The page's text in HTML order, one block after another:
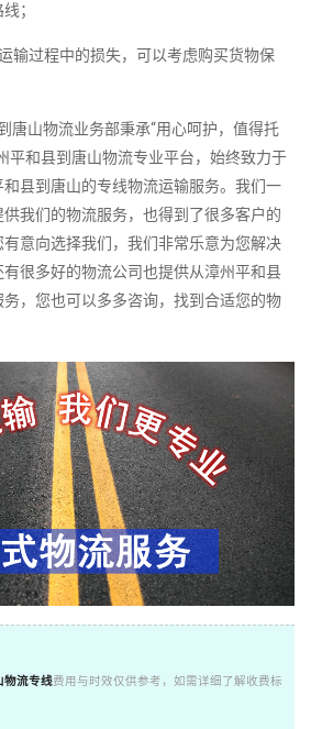
；
输过程中的损失，可以考虑购买货物保
山物流业务部秉承“用心呵护，值得托
平和县到唐山物流专业平台，始终致力于
县到唐山的专线物流运输服务。我们一
我们的物流服务，也得到了很多客户的
意向选择我们，我们非常乐意为您解决
很多好的物流公司也提供从漳州平和县
，您也可以多多咨询，找到合适您的物
物流专线费用与时效仅供参考，如需详细了解收费标